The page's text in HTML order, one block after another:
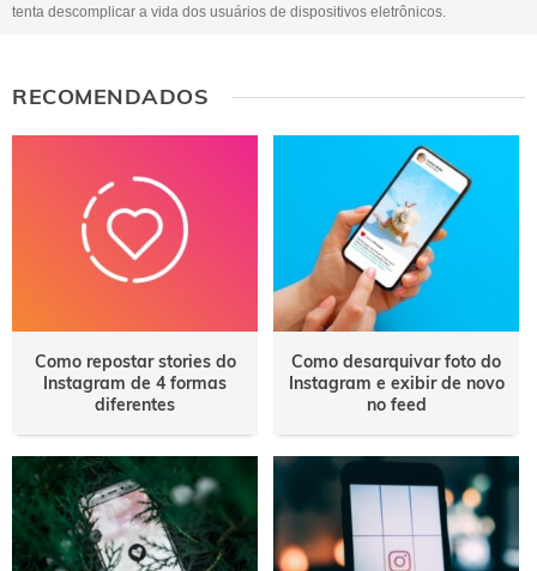
tenta descomplicar a vida dos usuários de dispositivos eletrônicos.
RECOMENDADOS
Como repostar stories do
Instagram de 4 formas
diferentes
Como desarquivar foto do
Instagram e exibir de novo
no feed